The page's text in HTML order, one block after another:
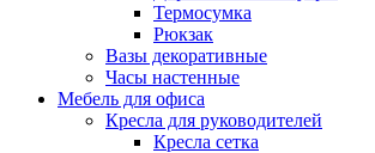
Термосумка
Рюкзак
Вазы декоративные
Часы настенные
Мебель для офиса
Кресла для руководителей
Кресла сетка